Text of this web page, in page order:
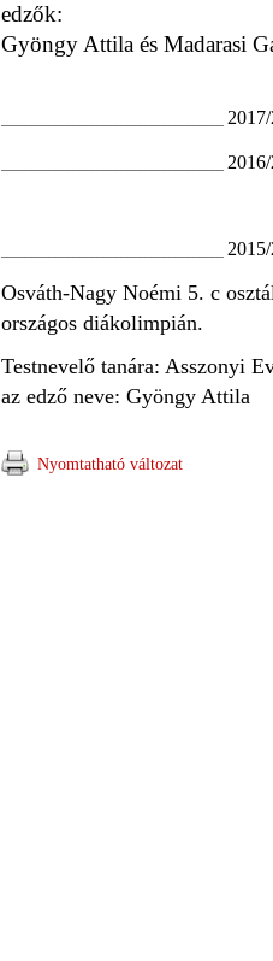
edzők:
Gyöngy Attila és Madarasi
Osváth-Nagy Noémi 5. c
országos diákolimpián.
Testnevelő tanára: Asszonyi
az edző neve: Gyöngy Attila
Nyomtatható változat